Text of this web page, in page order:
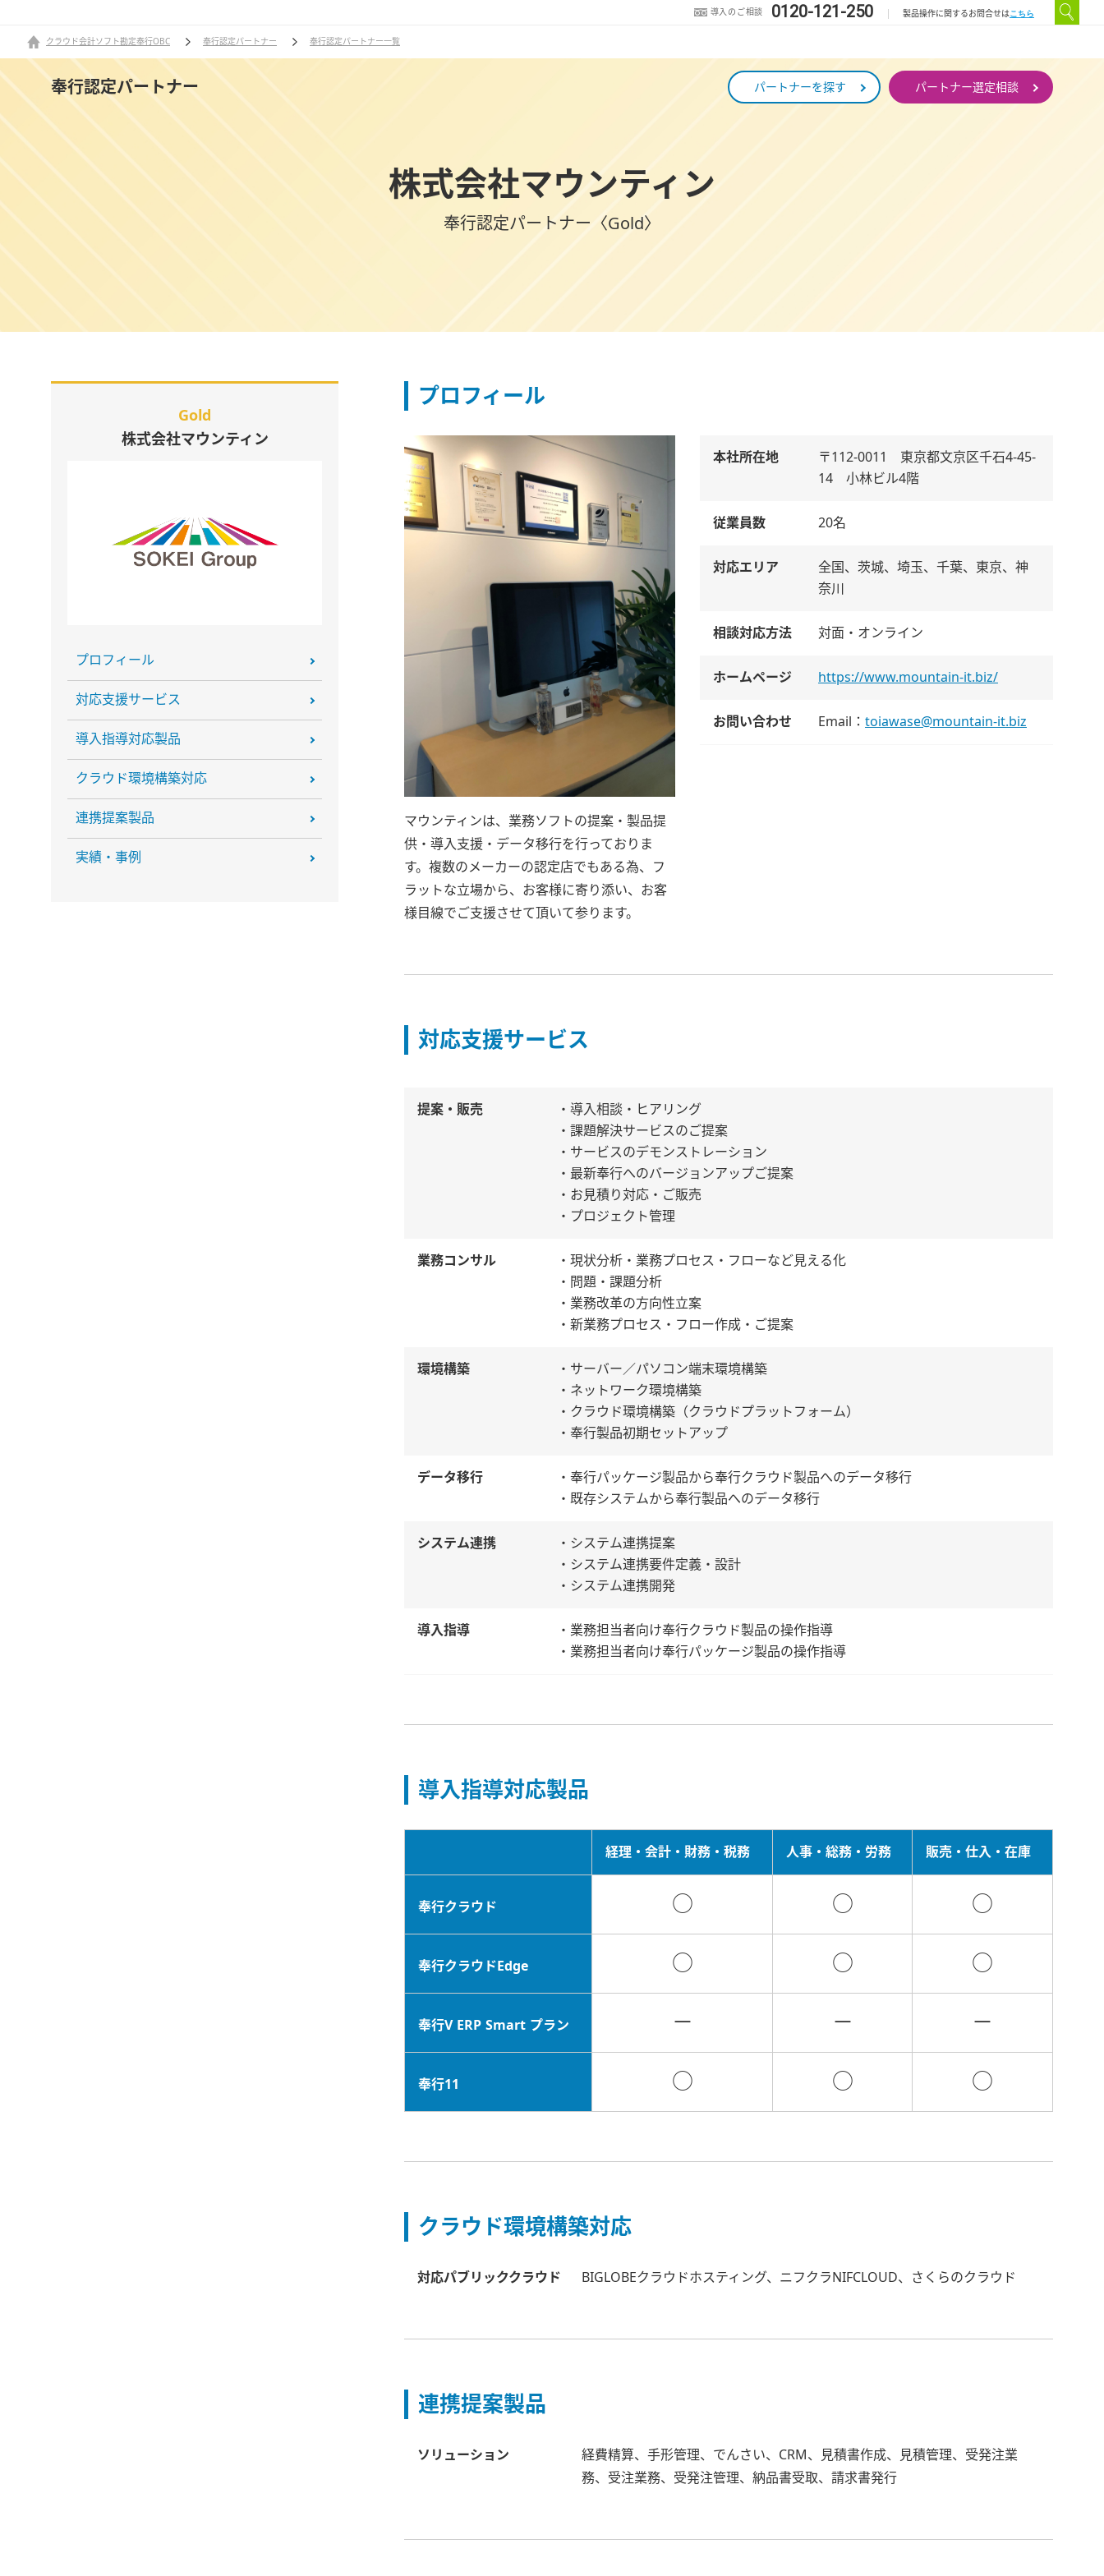
導入のご相談 0120-121-250 製品操作に関するお問合せは こちら
クラウド会計ソフト勘定奉行OBC 奉行認定パートナー 奉行認定パートナー一覧
奉行認定パートナー パートナーを探す パートナー選定相談
株式会社マウンティン
奉行認定パートナー〈Gold〉
Gold
株式会社マウンティン
プロフィール
対応支援サービス
導入指導対応製品
クラウド環境構築対応
連携提案製品
実績・事例
プロフィール
マウンティンは、業務ソフトの提案・製品提
供・導入支援・データ移行を行っておりま
す。複数のメーカーの認定店でもある為、フ
ラットな立場から、お客様に寄り添い、お客
様目線でご支援させて頂いて参ります。
本社所在地
〒112-0011 東京都文京区千石4-45-
14 小林ビル4階
従業員数 20名
対応エリア
全国、茨城、埼玉、千葉、東京、神
奈川
相談対応方法 対面・オンライン
ホームページ https://www.mountain-it.biz/
お問い合わせ Email： toiawase@mountain-it.biz
対応支援サービス
提案・販売
・導入相談・ヒアリング
・課題解決サービスのご提案
・サービスのデモンストレーション
・最新奉行へのバージョンアップご提案
・お見積り対応・ご販売
・プロジェクト管理
業務コンサル
・現状分析・業務プロセス・フローなど見える化
・問題・課題分析
・業務改革の方向性立案
・新業務プロセス・フロー作成・ご提案
環境構築
・サーバー／パソコン端末環境構築
・ネットワーク環境構築
・クラウド環境構築（クラウドプラットフォーム）
・奉行製品初期セットアップ
データ移行
・奉行パッケージ製品から奉行クラウド製品へのデータ移行
・既存システムから奉行製品へのデータ移行
システム連携
・システム連携提案
・システム連携要件定義・設計
・システム連携開発
導入指導
・業務担当者向け奉行クラウド製品の操作指導
・業務担当者向け奉行パッケージ製品の操作指導
導入指導対応製品
経理・会計・財務・税務 人事・総務・労務 販売・仕入・在庫
奉行クラウド ○ ○ ○
奉行クラウドEdge ○ ○ ○
奉行V ERP Smart プラン － － －
奉行11 ○ ○ ○
クラウド環境構築対応
対応パブリッククラウド BIGLOBEクラウドホスティング、ニフクラNIFCLOUD、さくらのクラウド
連携提案製品
ソリューション
経費精算、手形管理、でんさい、CRM、見積書作成、見積管理、受発注業
務、受注業務、受発注管理、納品書受取、請求書発行